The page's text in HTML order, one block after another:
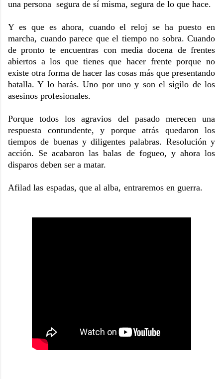
una persona segura de sí misma, segura de lo que hace.
Y es que es ahora, cuando el reloj se ha puesto en
marcha, cuando parece que el tiempo no sobra. Cuando
de pronto te encuentras con media docena de frentes
abiertos a los que tienes que hacer frente porque no
existe otra forma de hacer las cosas más que presentando
batalla. Y lo harás. Uno por uno y son el sigilo de los
asesinos profesionales.
Porque todos los agravios del pasado merecen una
respuesta contundente, y porque atrás quedaron los
tiempos de buenas y diligentes palabras. Resolución y
acción. Se acabaron las balas de fogueo, y ahora los
disparos deben ser a matar.
Afilad las espadas, que al alba, entraremos en guerra.